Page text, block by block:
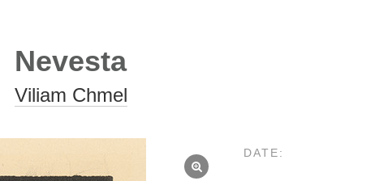
Nevesta
Viliam Chmel
DATE: